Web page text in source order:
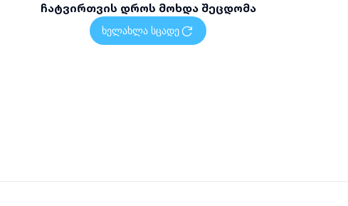
ჩატვირთვის დროს მოხდა შეცდომა
ხელახლა სცადე